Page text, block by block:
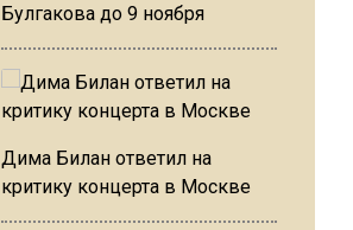
Булгакова до 9 ноября
Дима Билан ответил на
критику концерта в Москве